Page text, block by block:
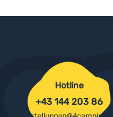
Hotline
+43 144 203 86